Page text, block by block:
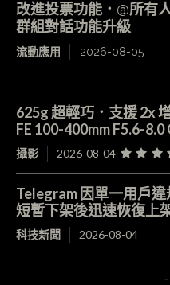
改進投票功能．@所
群組對話功能升級
流動應用 2026-08-05
625g 超輕巧．支援 2x
FE 100-400mm F5.6-8.0
攝影 2026-08-04
Telegram 因單一用戶
短暫下架後迅速恢復上
科技新聞 2026-08-04
-